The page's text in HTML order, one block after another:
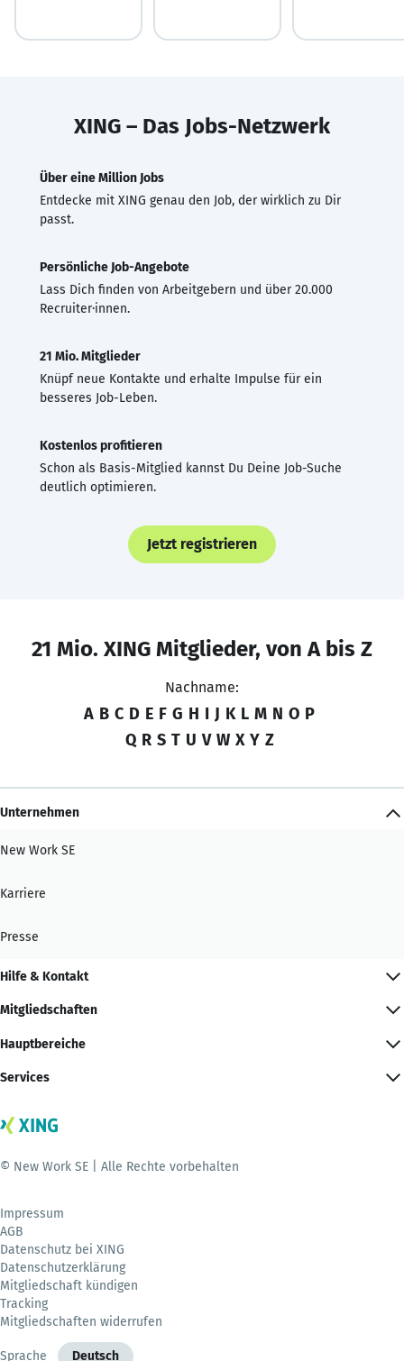
XING – Das Jobs-Netzwerk
Über eine Million Jobs
Entdecke mit XING genau den Job, der wirklich zu Dir
passt.
Persönliche Job-Angebote
Lass Dich finden von Arbeitgebern und über 20.000
Recruiter·innen.
21 Mio. Mitglieder
Knüpf neue Kontakte und erhalte Impulse für ein
besseres Job-Leben.
Kostenlos profitieren
Schon als Basis-Mitglied kannst Du Deine Job-Suche
deutlich optimieren.
Jetzt registrieren
21 Mio. XING Mitglieder, von A bis Z
Nachname:
A B C D E F G H I J K L M N O P
Q R S T U V W X Y Z
Unternehmen
New Work SE
Karriere
Presse
Hilfe & Kontakt
Mitgliedschaften
Hauptbereiche
Services
© New Work SE | Alle Rechte vorbehalten
Impressum
AGB
Datenschutz bei XING
Datenschutzerklärung
Mitgliedschaft kündigen
Tracking
Mitgliedschaften widerrufen
Sprache Deutsch